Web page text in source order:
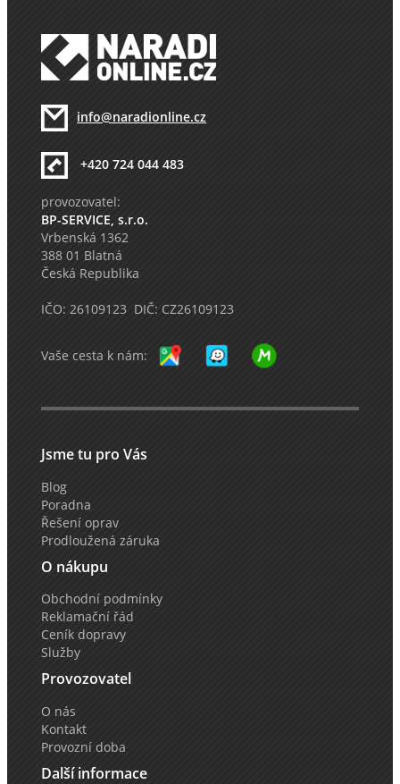
info@naradionline.cz
+420 724 044 483
provozovatel:
BP-SERVICE, s.r.o.
Vrbenská 1362
388 01 Blatná
Česká Republika
IČO: 26109123 DIČ: CZ26109123
Vaše cesta k nám:
Jsme tu pro Vás
Blog
Poradna
Řešení oprav
Prodloužená záruka
O nákupu
Obchodní podmínky
Reklamační řád
Ceník dopravy
Služby
Provozovatel
O nás
Kontakt
Provozní doba
Další informace